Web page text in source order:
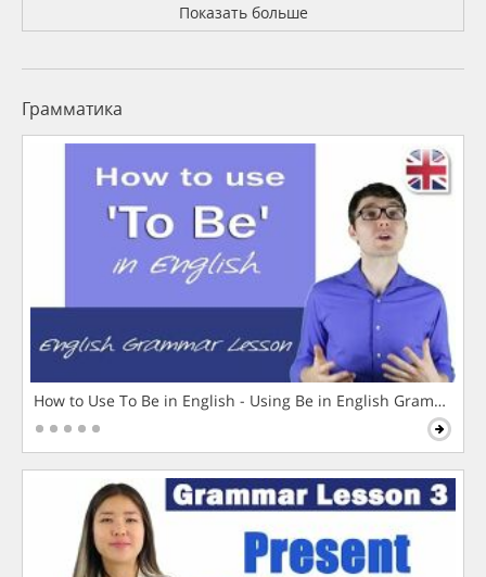
Показать больше
Грамматика
How to Use To Be in English - Using Be in English Grammar